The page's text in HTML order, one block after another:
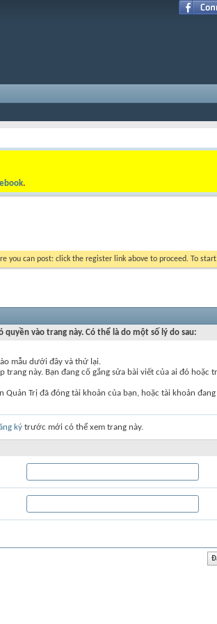
.
you can post: click the register link above to proceed. To
quyền vào trang này. Có thể là do một số lý do sau:
mẫu dưới đây và thử lại.
trang này. Bạn đang cố gắng sửa bài viết của ai đó hoặc
Quản Trị đã đóng tài khoản của bạn, hoặc tài khoản
ký trước mới có thể xem trang này.